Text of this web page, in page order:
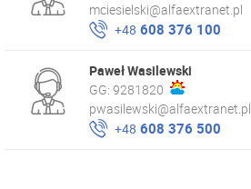
mciesielski@alfaextranet.pl
+48 608 376 100
Paweł Wasilewski
GG: 9281820
pwasilewski@alfaextranet.pl
+48 608 376 500